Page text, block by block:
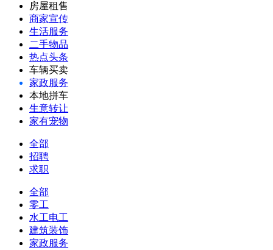
房屋租售
商家宣传
生活服务
二手物品
热点头条
车辆买卖
家政服务
本地拼车
生意转让
家有宠物
全部
招聘
求职
全部
零工
水工电工
建筑装饰
家政服务